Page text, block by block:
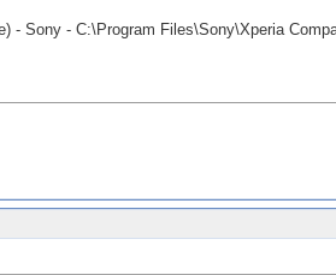
- Sony - C:\Program Files\Sony\Xperia